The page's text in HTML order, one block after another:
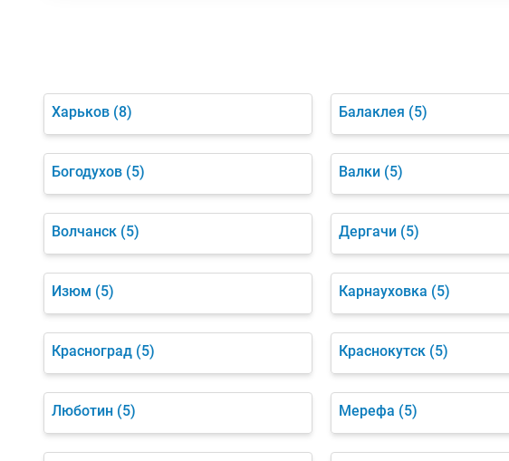
Харьков (8) Балаклея (5)
Богодухов (5) Валки (5)
Волчанск (5) Дергачи (5)
Изюм (5) Карнауховка (5)
Красноград (5) Краснокутск (5)
Люботин (5) Мерефа (5)